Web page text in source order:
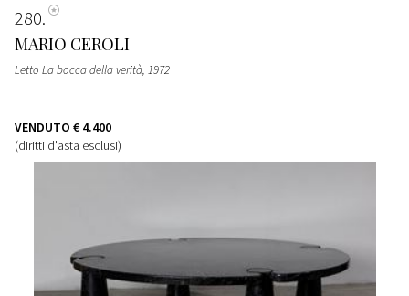
280
MARIO CEROLI
Letto La bocca della verità, 1972
VENDUTO € 4.400
(diritti d'asta esclusi)